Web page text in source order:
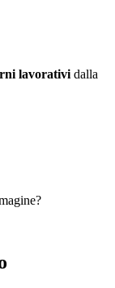
lavorativi dalla